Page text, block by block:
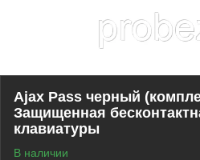
Ajax Pass черный
Защищенная
клавиатуры
В наличии